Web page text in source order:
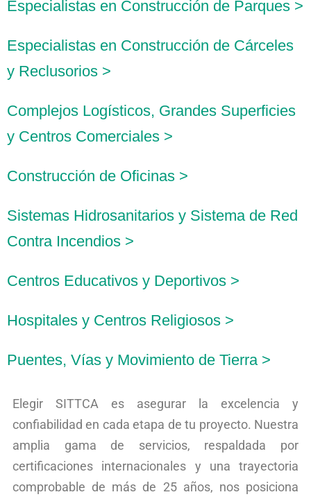
Especialistas en Construcción de Parques >
Especialistas en Construcción de Cárceles
y Reclusorios >
Complejos Logísticos, Grandes Superficies
y Centros Comerciales >
Construcción de Oficinas >
Sistemas Hidrosanitarios y Sistema de Red
Contra Incendios >
Centros Educativos y Deportivos >
Hospitales y Centros Religiosos >
Puentes, Vías y Movimiento de Tierra >
Elegir SITTCA es asegurar la excelencia y
confiabilidad en cada etapa de tu proyecto. Nuestra
amplia gama de servicios, respaldada por
certificaciones internacionales y una trayectoria
comprobable de más de 25 años, nos posiciona